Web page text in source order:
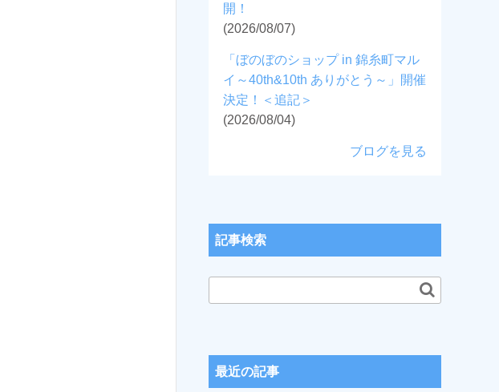
開！
(2026/08/07)
「ぼのぼのショップ in 錦糸町マル
イ～40th&10th ありがとう～」開催
決定！＜追記＞
(2026/08/04)
ブログを見る
記事検索
最近の記事